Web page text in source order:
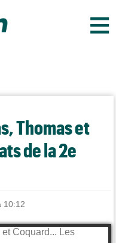
≡
Thomas et
de la 2e
10:12